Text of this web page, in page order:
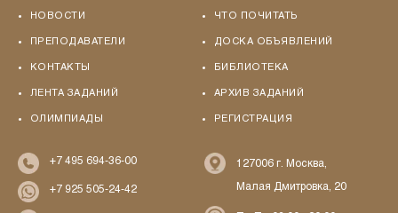
НОВОСТИ
ПРЕПОДАВАТЕЛИ
КОНТАКТЫ
ЛЕНТА ЗАДАНИЙ
ОЛИМПИАДЫ
ЧТО ПОЧИТАТЬ
ДОСКА ОБЪЯВЛЕНИЙ
БИБЛИОТЕКА
АРХИВ ЗАДАНИЙ
РЕГИСТРАЦИЯ
+7 495 694-36-00
+7 925 505-24-42
127006 г. Москва,
Малая Дмитровка, 20